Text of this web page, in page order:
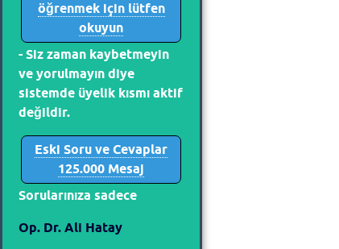
öğrenmek için lütfen
okuyun
- Siz zaman kaybetmeyin
ve yorulmayın diye
sistemde üyelik kısmı aktif
değildir.
Eski Soru ve Cevaplar
125.000 Mesaj
Sorularınıza sadece
Op. Dr. Ali Hatay